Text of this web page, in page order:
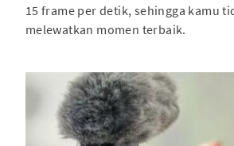
15 frame per detik, sehingga kamu
melewatkan momen terbaik.